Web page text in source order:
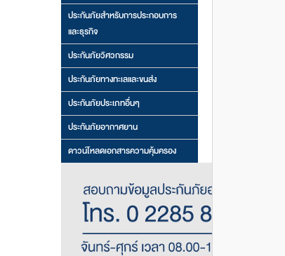
ประกันภัยสำหรับการประกอบการ
และธุรกิจ
ประกันภัยวิศวกรรม
ประกันภัยทางทะเลและขนส่ง
ประกันภัยประเภทอื่นๆ
ประกันภัยอากาศยาน
ดาวน์โหลดเอกสารความคุ้มครอง